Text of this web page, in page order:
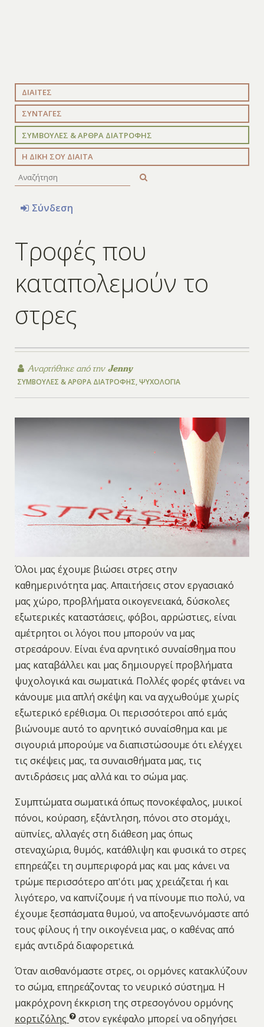
ΔΙΑΙΤΕΣ
ΣΥΝΤΑΓΕΣ
ΣΥΜΒΟΥΛΕΣ & ΑΡΘΡΑ ΔΙΑΤΡΟΦΗΣ
Η ΔΙΚΗ ΣΟΥ ΔΙΑΙΤΑ
Σύνδεση
Τροφές που
καταπολεμούν το
στρες
Αναρτήθηκε από τηνJenny
ΣΥΜΒΟΥΛΈΣ & ΆΡΘΡΑ ΔΙΑΤΡΟΦΉΣ,ΨΥΧΟΛΟΓΊΑ
Όλοι μας έχουμε βιώσει στρες στην
καθημερινότητα μας. Απαιτήσεις στον εργασιακό
μας χώρο, προβλήματα οικογενειακά, δύσκολες
εξωτερικές καταστάσεις, φόβοι, αρρώστιες, είναι
αμέτρητοι οι λόγοι που μπορούν να μας
στρεσάρουν. Είναι ένα αρνητικό συναίσθημα που
μας καταβάλλει και μας δημιουργεί προβλήματα
ψυχολογικά και σωματικά. Πολλές φορές φτάνει να
κάνουμε μια απλή σκέψη και να αγχωθούμε χωρίς
εξωτερικό ερέθισμα. Οι περισσότεροι από εμάς
βιώνουμε αυτό το αρνητικό συναίσθημα και με
σιγουριά μπορούμε να διαπιστώσουμε ότι ελέγχει
τις σκέψεις μας, τα συναισθήματα μας, τις
αντιδράσεις μας αλλά και το σώμα μας.
Συμπτώματα σωματικά όπως πονοκέφαλος, μυικοί
πόνοι, κούραση, εξάντληση, πόνοι στο στομάχι,
αϋπνίες, αλλαγές στη διάθεση μας όπως
στεναχώρια, θυμός, κατάθλιψη και φυσικά το στρες
επηρεάζει τη συμπεριφορά μας και μας κάνει να
τρώμε περισσότερο απ'ότι μας χρειάζεται ή και
λιγότερο, να καπνίζουμε ή να πίνουμε πιο πολύ, να
έχουμε ξεσπάσματα θυμού, να αποξενωνόμαστε από
τους φίλους ή την οικογένεια μας, ο καθένας από
εμάς αντιδρά διαφορετικά.
Όταν αισθανόμαστε στρες, οι ορμόνες κατακλύζουν
το σώμα, επηρεάζοντας το νευρικό σύστημα. Η
μακρόχρονη έκκριση της στρεσογόνου ορμόνης
κορτιζόλης
στον εγκέφαλο μπορεί να οδηγήσει